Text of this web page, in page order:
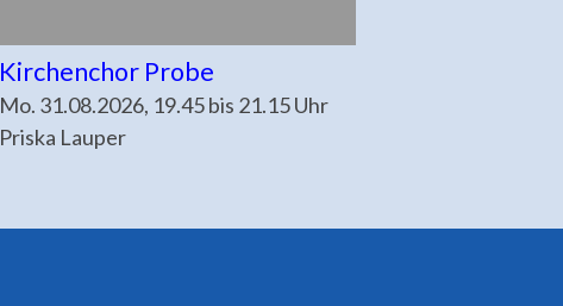
Kirchenchor Probe
Mo. 31.08.2026, 19.45 bis 21.15 Uhr
Priska Lauper